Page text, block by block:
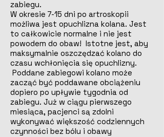
zabiegu.
W okresie 7-15 dni po artroskopii
możliwa jest opuchlizna kolana. Jest
to całkowicie normalne i nie jest
powodem do obaw! Istotne jest, aby
maksymalnie oszczędzać kolano do
czasu wchłonięcia się opuchlizny.
Poddane zabiegowi kolano może
zacząć być poddawane obciążeniu
dopiero po upływie tygodnia od
zabiegu. Już w ciągu pierwszego
miesiąca, pacjenci są zdolni
wykonywać większość codziennych
czynności bez bólu i obawy